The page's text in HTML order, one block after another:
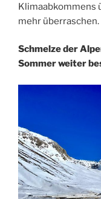
Klimaabkommens
mehr überraschen.
Schmelze der
Sommer weiter